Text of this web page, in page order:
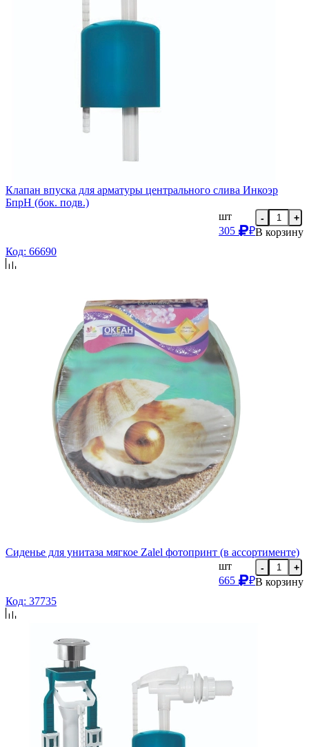
Клапан впуска для арматуры центрального слива Инкоэр
БпрН (бок. подв.)
шт
305
₽
- +
В корзину
Код: 66690
Сиденье для унитаза мягкое Zalel фотопринт (в ассортименте)
шт
665
₽
- +
В корзину
Код: 37735